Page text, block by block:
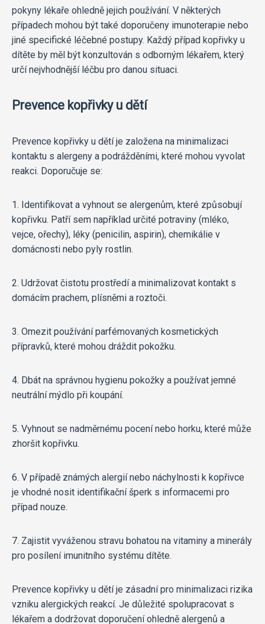
pokyny lékaře ohledně jejich používání. V některých
případech mohou být také doporučeny imunoterapie nebo
jiné specifické léčebné postupy. Každý případ kopřivky u
dítěte by měl být konzultován s odborným lékařem, který
určí nejvhodnější léčbu pro danou situaci.
Prevence kopřivky u dětí
Prevence kopřivky u dětí je založena na minimalizaci
kontaktu s alergeny a podrážděními, které mohou vyvolat
reakci. Doporučuje se:
1. Identifikovat a vyhnout se alergenům, které způsobují
kopřivku. Patří sem například určité potraviny (mléko,
vejce, ořechy), léky (penicilin, aspirin), chemikálie v
domácnosti nebo pyly rostlin.
2. Udržovat čistotu prostředí a minimalizovat kontakt s
domácím prachem, plísněmi a roztoči.
3. Omezit používání parfémovaných kosmetických
přípravků, které mohou dráždit pokožku.
4. Dbát na správnou hygienu pokožky a používat jemné
neutrální mýdlo při koupání.
5. Vyhnout se nadměrnému pocení nebo horku, které může
zhoršit kopřivku.
6. V případě známých alergií nebo náchylnosti k kopřivce
je vhodné nosit identifikační šperk s informacemi pro
případ nouze.
7. Zajistit vyváženou stravu bohatou na vitaminy a minerály
pro posílení imunitního systému dítěte.
Prevence kopřivky u dětí je zásadní pro minimalizaci rizika
vzniku alergických reakcí. Je důležité spolupracovat s
lékařem a dodržovat doporučení ohledně alergenů a